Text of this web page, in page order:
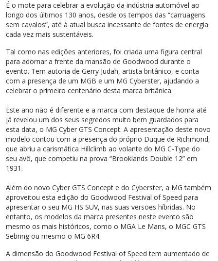
É o mote para celebrar a evolução da indústria automóvel ao
longo dos últimos 130 anos, desde os tempos das “carruagens
sem cavalos”, até à atual busca incessante de fontes de energia
cada vez mais sustentáveis.
Tal como nas edições anteriores, foi criada uma figura central
para adornar a frente da mansão de Goodwood durante o
evento. Tem autoria de Gerry Judah, artista britânico, e conta
com a presença de um MGB e um MG Cyberster, ajudando a
celebrar o primeiro centenário desta marca britânica.
Este ano não é diferente e a marca com destaque de honra até
já revelou um dos seus segredos muito bem guardados para
esta data, o MG Cyber GTS Concept. A apresentação deste novo
modelo contou com a presença do próprio Duque de Richmond,
que abriu a carismática Hillclimb ao volante do MG C-Type do
seu avô, que competiu na prova “Brooklands Double 12” em
1931.
Além do novo Cyber GTS Concept e do Cyberster, a MG também
aproveitou esta edição do Goodwood Festival of Speed para
apresentar o seu MG HS SUV, nas suas versões híbridas. No
entanto, os modelos da marca presentes neste evento são
mesmo os mais históricos, como o MGA Le Mans, o MGC GTS
Sebring ou mesmo o MG 6R4.
A dimensão do Goodwood Festival of Speed tem aumentado de